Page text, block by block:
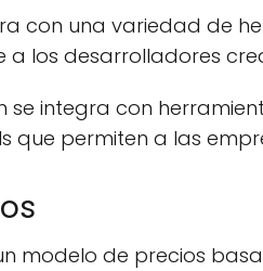
con una variedad de
los desarrolladores
se integra con
que permiten a las
modelo de precios